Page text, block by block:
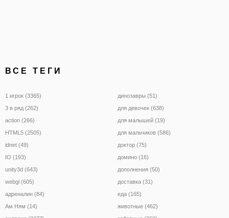
ВСЕ ТЕГИ
1 игрок (3365)
3 в ряд (262)
action (266)
HTML5 (2505)
idnet (49)
IO (193)
unity3d (643)
webgl (605)
адреналин (84)
Ам Ням (14)
динозавры (51)
для девочек (638)
для малышей (19)
для мальчиков (586)
доктор (75)
домино (16)
дополнения (50)
доставка (31)
еда (165)
животные (462)